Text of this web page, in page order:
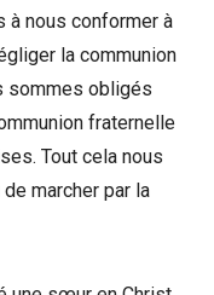
à nous conformer à
la communion
sommes obligés
fraternelle
Tout cela nous
marcher par la